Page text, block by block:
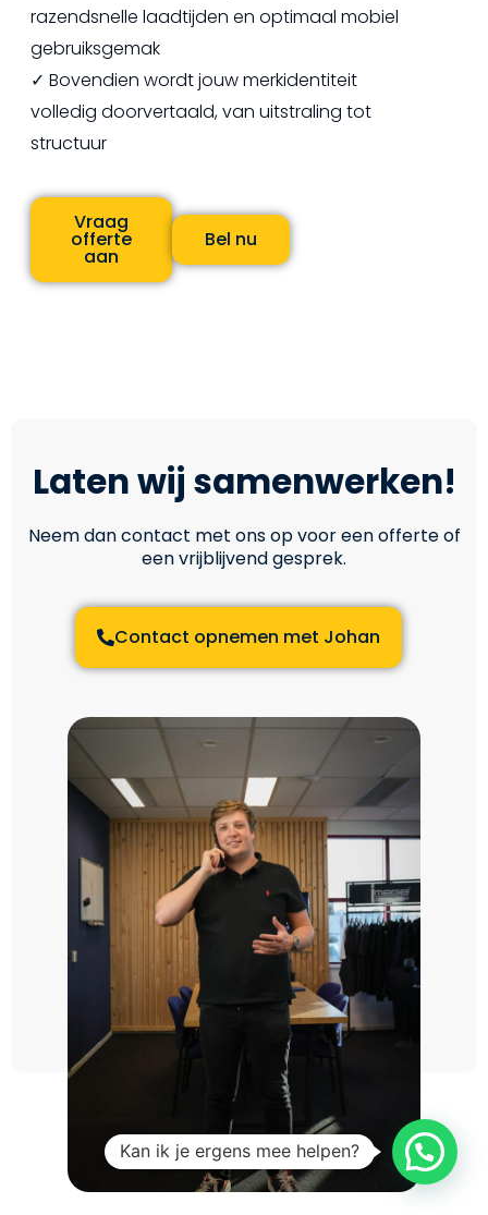
razendsnelle laadtijden en optimaal mobiel
gebruiksgemak
✓ Bovendien wordt jouw merkidentiteit
volledig doorvertaald, van uitstraling tot
structuur
Vraag
offerte
aan
Bel nu
Laten wij samenwerken!
Neem dan contact met ons op voor een offerte of
een vrijblijvend gesprek.
Contact opnemen met Johan
Kan ik je ergens mee helpen?